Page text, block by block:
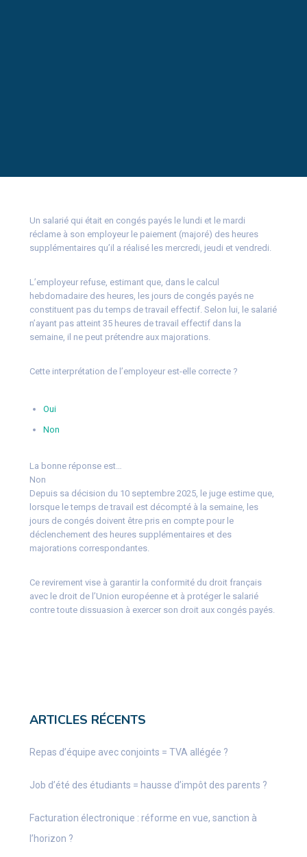
Un salarié qui était en congés payés le lundi et le mardi
réclame à son employeur le paiement (majoré) des heures
supplémentaires qu’il a réalisé les mercredi, jeudi et vendredi.
L’employeur refuse, estimant que, dans le calcul
hebdomadaire des heures, les jours de congés payés ne
constituent pas du temps de travail effectif. Selon lui, le salarié
n’ayant pas atteint 35 heures de travail effectif dans la
semaine, il ne peut prétendre aux majorations.
Cette interprétation de l’employeur est-elle correcte ?
Oui
Non
La bonne réponse est…
Non
Depuis sa décision du 10 septembre 2025, le juge estime que,
lorsque le temps de travail est décompté à la semaine, les
jours de congés doivent être pris en compte pour le
déclenchement des heures supplémentaires et des
majorations correspondantes.
Ce revirement vise à garantir la conformité du droit français
avec le droit de l’Union européenne et à protéger le salarié
contre toute dissuasion à exercer son droit aux congés payés.
ARTICLES RÉCENTS
Repas d’équipe avec conjoints = TVA allégée ?
Job d’été des étudiants = hausse d’impôt des parents ?
Facturation électronique : réforme en vue, sanction à
l’horizon ?